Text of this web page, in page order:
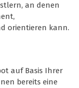
an denen
orientieren kann.
auf Basis Ihrer
bereits eine